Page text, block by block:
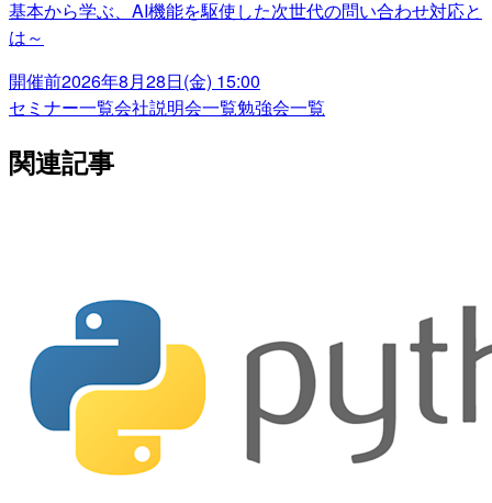
基本から学ぶ、AI機能を駆使した次世代の問い合わせ対応と
は～
開催前2026年8月28日(金) 15:00
セミナー一覧会社説明会一覧勉強会一覧
関連記事